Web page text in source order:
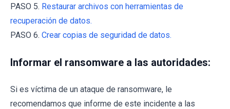
PASO 5. Restaurar archivos con herramientas de
recuperación de datos.
PASO 6. Crear copias de seguridad de datos.
Informar el ransomware a las autoridades:
Si es víctima de un ataque de ransomware, le
recomendamos que informe de este incidente a las